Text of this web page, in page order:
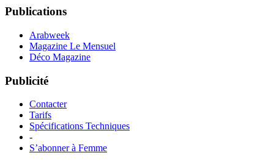
Publications
Arabweek
Magazine Le Mensuel
Déco Magazine
Publicité
Contacter
Tarifs
Spécifications Techniques
-
S’abonner à Femme